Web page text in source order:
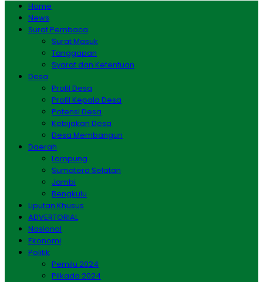
Home
News
Surat Pembaca
Surat Masuk
Tanggapan
Syarat dan Ketentuan
Desa
Profil Desa
Profil Kepala Desa
Potensi Desa
Kebijakan Desa
Desa Membangun
Daerah
Lampung
Sumatera Selatan
Jambi
Bengkulu
Liputan Khusus
ADVERTORIAL
Nasional
Ekonomi
Politik
Pemilu 2024
Pilkada 2024